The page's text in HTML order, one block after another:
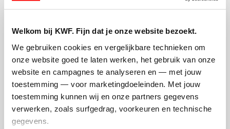
Welkom bij KWF. Fijn dat je onze website bezoekt.
We gebruiken cookies en vergelijkbare technieken om
onze website goed te laten werken, het gebruik van onze
website en campagnes te analyseren en — met jouw
toestemming — voor marketingdoeleinden. Met jouw
toestemming kunnen wij en onze partners gegevens
verwerken, zoals surfgedrag, voorkeuren en technische
gegevens.
Feestpagina gemaakt